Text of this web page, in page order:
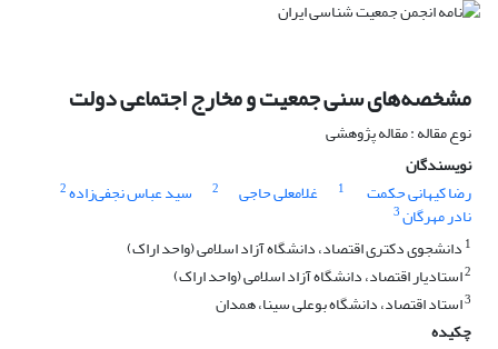
مشخصه‌های سنی جمعیت و مخارج اجتماعی دولت
نوع مقاله : مقاله پژوهشی
نویسندگان
رضا کیهانی حکمت
1 غلامعلی حاجی 2 سید عباس نجفی‌زاده2
نادر مهرگان3
1 دانشجوی دکتری اقتصاد، دانشگاه آزاد اسلامی (واحد اراک)
2استادیار اقتصاد، دانشگاه آزاد اسلامی (واحد اراک)
3استاد اقتصاد، دانشگاه بوعلی سینا، همدان
چکیده